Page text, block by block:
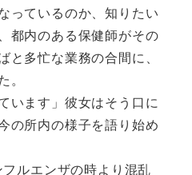
っているのか、知りたい
都内のある保健師がその
多忙な業務の合間に、
います」彼女はそう口に
の所内の様子を語り始め
ルエンザの時より混乱